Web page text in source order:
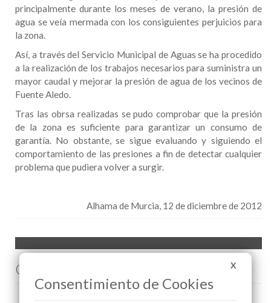
principalmente durante los meses de verano, la presión de
agua se veía mermada con los consiguientes perjuicios para
la zona.
Así, a través del Servicio Municipal de Aguas se ha procedido
a la realización de los trabajos necesarios para suministra un
mayor caudal y mejorar la presión de agua de los vecinos de
Fuente Aledo.
Tras las obrsa realizadas se pudo comprobar que la presión
de la zona es suficiente para garantizar un consumo de
garantía. No obstante, se sigue evaluando y siguiendo el
comportamiento de las presiones a fin de detectar cualquier
problema que pudiera volver a surgir.
Alhama de Murcia, 12 de diciembre de 2012
Comenta esta noticia en Facebook X
Consentimiento de Cookies